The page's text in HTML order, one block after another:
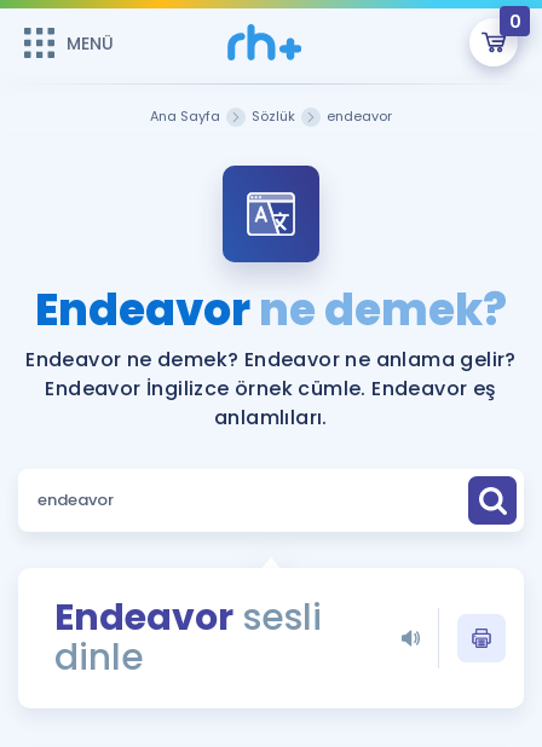
MENÜ
0
ÜYE DEĞİLİM
Sepetin Şu An Boş.
Remzi Hoca ile seni sınava hazırlayacak onlarca eğitim seni
bekliyor!
MENÜ
Faydalı Araçlar
Sözlük
Rehberlik Aracı
ÖSYM Sınav Takvimi
Hakkımızda
Ana Sayfa Sözlük endeavor
Endeavorne demek?
Endeavor ne demek? Endeavor ne anlama gelir?
Endeavor İngilizce örnek cümle. Endeavor eş
anlamlıları.
Endeavor sesli
dinle